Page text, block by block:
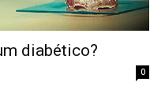
diabético?
0